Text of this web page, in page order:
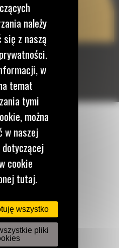
KONTAKCIE
do nas
122
należy
się z naszą
w
temat
tymi
można
w naszej
cookie
tutaj.
wszystko
pliki